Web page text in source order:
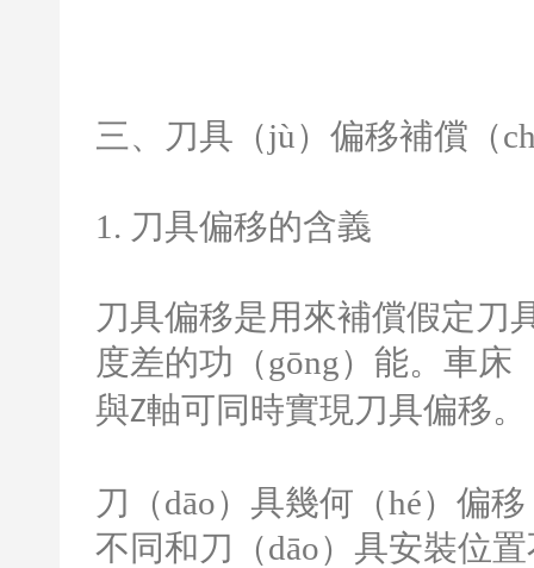
三、刀具（jù）偏移補償（
1. 刀具偏移的含義
刀具偏移是用來補償假定刀
度差的功（gōng）能。車床
與Z軸可同時實現刀具偏移。
刀（dāo）具幾何（hé）偏
不同和刀（dāo）具安裝位